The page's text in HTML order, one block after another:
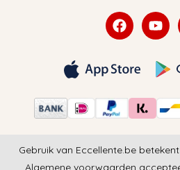
Gebruik van Eccellente.be